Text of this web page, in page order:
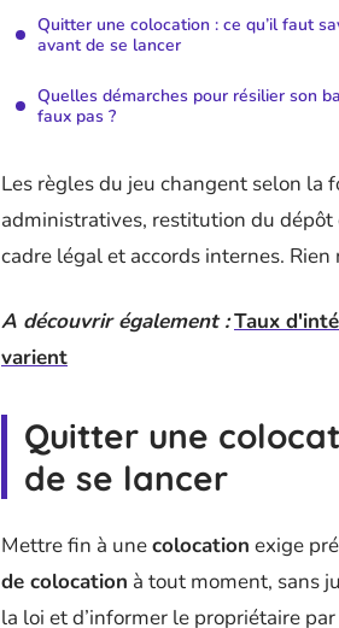
Quitter une colocation : ce qu’il faut
avant de se lancer
Quelles démarches pour résilier son
faux pas ?
Les règles du jeu changent selon
administratives, restitution du
cadre légal et accords internes. Rien
A découvrir également :Taux
varient
Quitter une
de se lancer
Mettre fin à unecolocation exige
de colocation à tout moment, sans
la loi et d’informer le propriétaire